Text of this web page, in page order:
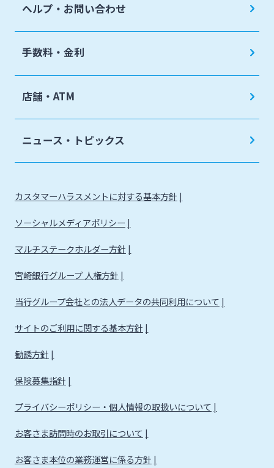
ヘルプ・お問い合わせ
手数料・金利
店舗・ATM
ニュース・トピックス
カスタマーハラスメントに対する基本方針
ソーシャルメディアポリシー
マルチステークホルダー方針
宮崎銀行グループ 人権方針
当行グループ会社との法人データの共同利用について
サイトのご利用に関する基本方針
勧誘方針
保険募集指針
プライバシーポリシー・個人情報の取扱いについて
お客さま訪問時のお取引について
お客さま本位の業務運営に係る方針